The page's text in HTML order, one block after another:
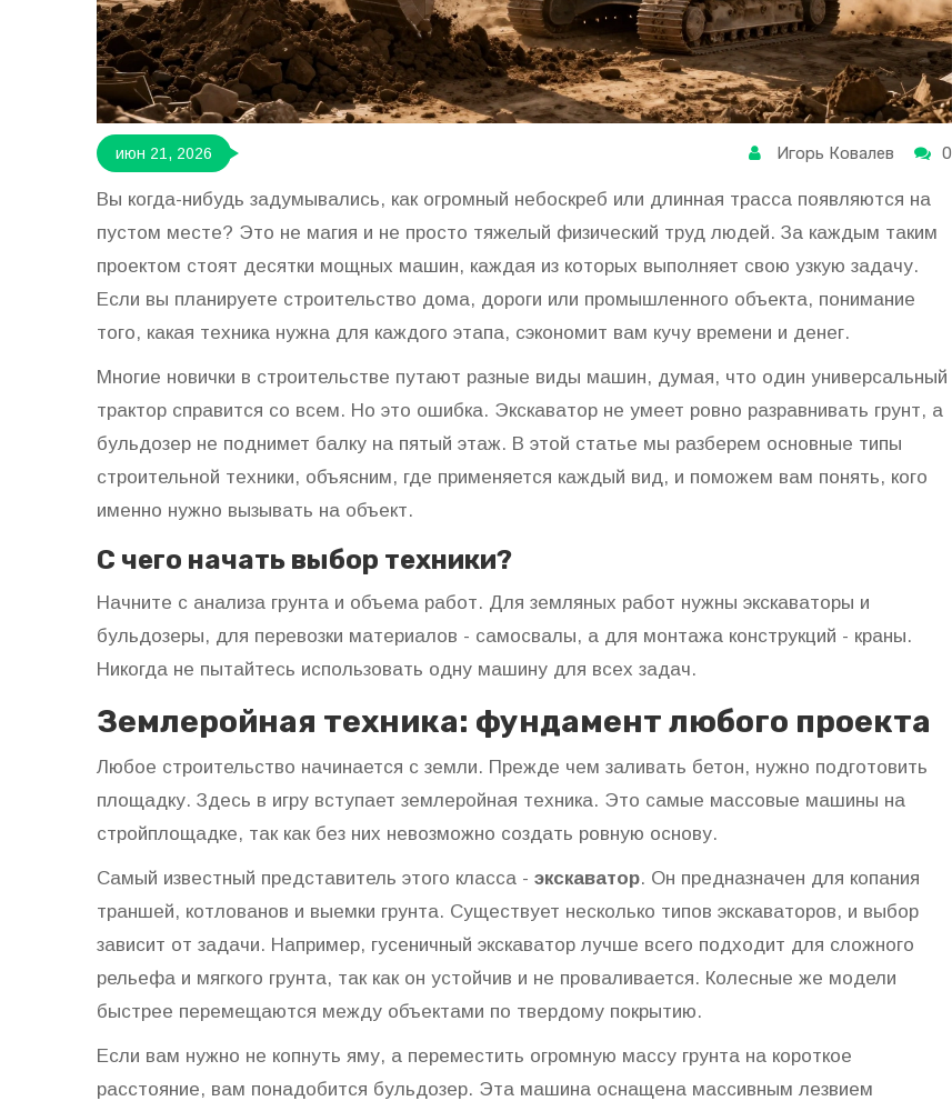
июн 21, 2026 Игорь Ковалев 0
Вы когда-нибудь задумывались, как огромный небоскреб или длинная трасса появляются на
пустом месте? Это не магия и не просто тяжелый физический труд людей. За каждым таким
проектом стоят десятки мощных машин, каждая из которых выполняет свою узкую задачу.
Если вы планируете строительство дома, дороги или промышленного объекта, понимание
того, какая техника нужна для каждого этапа, сэкономит вам кучу времени и денег.
Многие новички в строительстве путают разные виды машин, думая, что один универсальный
трактор справится со всем. Но это ошибка. Экскаватор не умеет ровно разравнивать грунт, а
бульдозер не поднимет балку на пятый этаж. В этой статье мы разберем основные типы
строительной техники, объясним, где применяется каждый вид, и поможем вам понять, кого
именно нужно вызывать на объект.
С чего начать выбор техники?
Начните с анализа грунта и объема работ. Для земляных работ нужны экскаваторы и
бульдозеры, для перевозки материалов - самосвалы, а для монтажа конструкций - краны.
Никогда не пытайтесь использовать одну машину для всех задач.
Землеройная техника: фундамент любого проекта
Любое строительство начинается с земли. Прежде чем заливать бетон, нужно подготовить
площадку. Здесь в игру вступает землеройная техника. Это самые массовые машины на
стройплощадке, так как без них невозможно создать ровную основу.
Самый известный представитель этого класса - экскаватор. Он предназначен для копания
траншей, котлованов и выемки грунта. Существует несколько типов экскаваторов, и выбор
зависит от задачи. Например, гусеничный экскаватор лучше всего подходит для сложного
рельефа и мягкого грунта, так как он устойчив и не проваливается. Колесные же модели
быстрее перемещаются между объектами по твердому покрытию.
Если вам нужно не копнуть яму, а переместить огромную массу грунта на короткое
расстояние, вам понадобится бульдозер. Эта машина оснащена массивным лезвием